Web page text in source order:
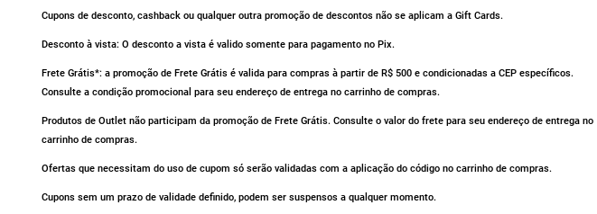
Cupons de desconto, cashback ou qualquer outra promoção de descontos não se aplicam a Gift Cards.
Desconto à vista: O desconto a vista é valido somente para pagamento no Pix.
Frete Grátis*: a promoção de Frete Grátis é valida para compras à partir de R$ 500 e condicionadas a CEP específicos.
Consulte a condição promocional para seu endereço de entrega no carrinho de compras.
Produtos de Outlet não participam da promoção de Frete Grátis. Consulte o valor do frete para seu endereço de entrega no
carrinho de compras.
Ofertas que necessitam do uso de cupom só serão validadas com a aplicação do código no carrinho de compras.
Cupons sem um prazo de validade definido, podem ser suspensos a qualquer momento.